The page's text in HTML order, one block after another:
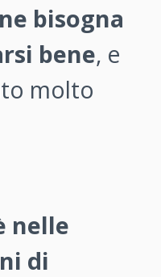
bisogna
bene, e
molto
nelle
di